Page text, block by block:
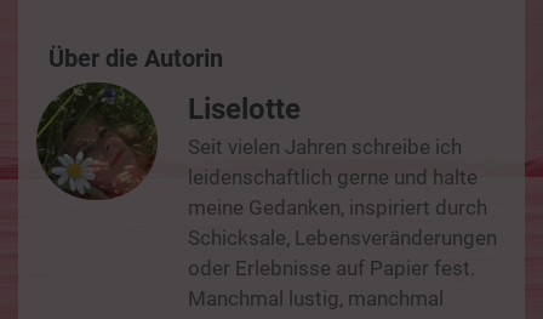
Über die Autorin
Liselotte
Seit vielen Jahren schreibe ich
leidenschaftlich gerne und halte
meine Gedanken, inspiriert durch
Schicksale, Lebensveränderungen
oder Erlebnisse auf Papier fest.
Manchmal lustig, manchmal